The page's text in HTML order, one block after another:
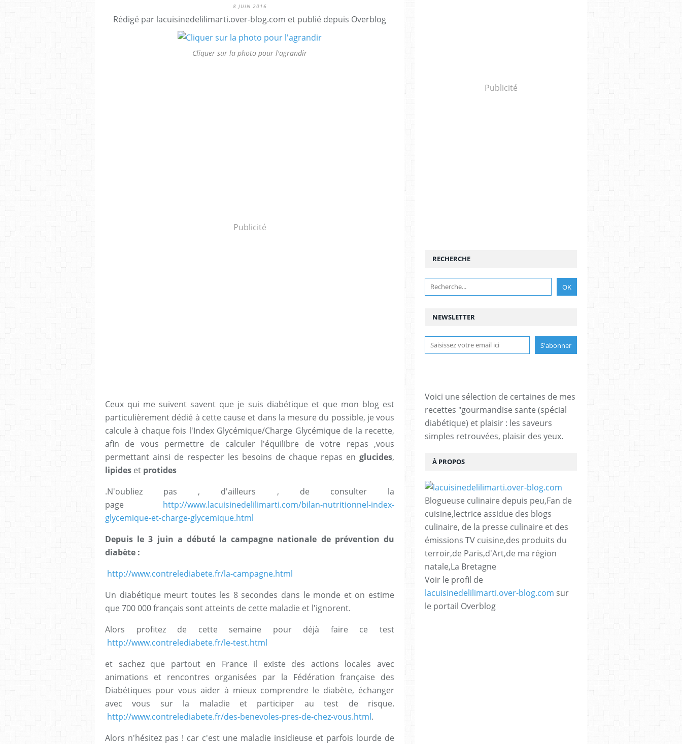
8 JUIN 2016
Rédigé par lacuisinedelilimarti.over-blog.com et publié depuis Overblog
Cliquer sur la photo pour l'agrandir
Publicité
Ceux qui me suivent savent que je suis diabétique et que mon blog est
particulièrement dédié à cette cause et dans la mesure du possible, je vous
calcule à chaque fois l'Index Glycémique/Charge Glycémique de la recette,
afin de vous permettre de calculer l'équilibre de votre repas ,vous
permettant ainsi de respecter les besoins de chaque repas en glucides,
lipides et protides
.N'oubliez pas , d'ailleurs , de consulter la
page http://www.lacuisinedelilimarti.com/bilan-nutritionnel-index-
glycemique-et-charge-glycemique.html
Depuis le 3 juin a débuté la campagne nationale de prévention du
diabète :
http://www.contrelediabete.fr/la-campagne.html
Un diabétique meurt toutes les 8 secondes dans le monde et on estime
que 700 000 français sont atteints de cette maladie et l'ignorent.
Alors profitez de cette semaine pour déjà faire ce test
http://www.contrelediabete.fr/le-test.html
et sachez que partout en France il existe des actions locales avec
animations et rencontres organisées par la Fédération française des
Diabétiques pour vous aider à mieux comprendre le diabète, échanger
avec vous sur la maladie et participer au test de risque.
http://www.contrelediabete.fr/des-benevoles-pres-de-chez-vous.html.
Alors n'hésitez pas ! car c'est une maladie insidieuse et parfois lourde de
Publicité
NEWSLETTER
RECHERCHE
Voici une sélection de certaines de mes
recettes "gourmandise sante (spécial
diabétique) et plaisir : les saveurs
simples retrouvées, plaisir des yeux.
À PROPOS
Blogueuse culinaire depuis peu,Fan de
cuisine,lectrice assidue des blogs
culinaire, de la presse culinaire et des
émissions TV cuisine,des produits du
terroir,de Paris,d'Art,de ma région
natale,La Bretagne
Voir le profil de
lacuisinedelilimarti.over-blog.com sur
le portail Overblog